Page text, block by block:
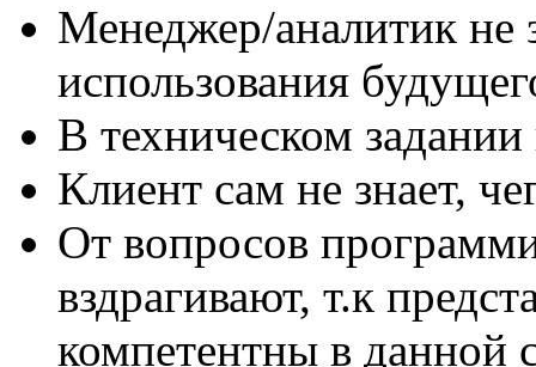
Менеджер/аналитик не
использования
В техническом задании
Клиент сам не знает,
От вопросов
вздрагивают, т.к
компетентны в данной